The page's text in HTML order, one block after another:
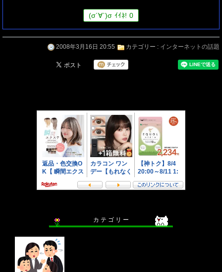
(σ´∀`)σ ｲｲﾈ! 0
2008年3月16日 20:55 カテゴリー : インターネットの話題
カ テ ゴ リ ー